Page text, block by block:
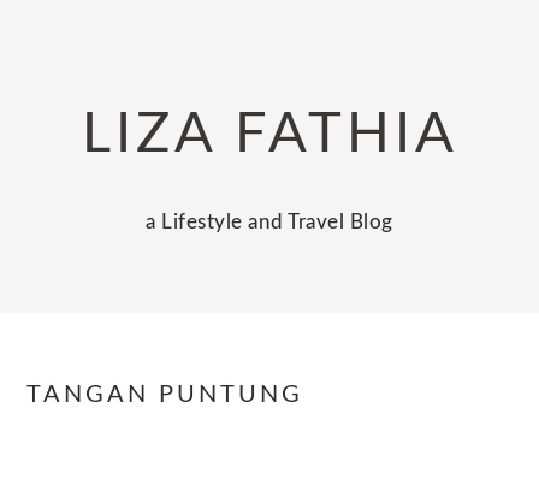
navigationLIZA FATHIA
a Lifestyle and Travel Blog
TANGAN PUNTUNG